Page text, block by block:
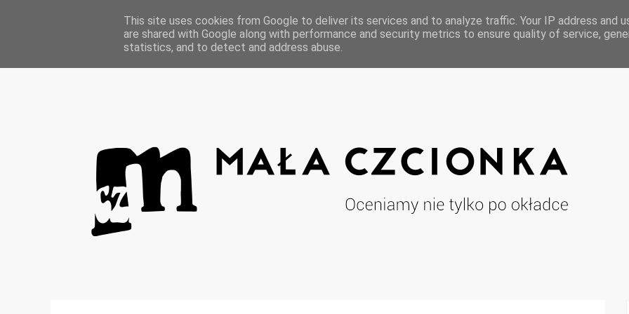
Strona głównaThis site uses cookies from Google to deliver its services and to analyze traffic. Your IP address and
are shared with Google along with performance and security metrics to ensure quality of service,
statistics, and to detect and address abuse.